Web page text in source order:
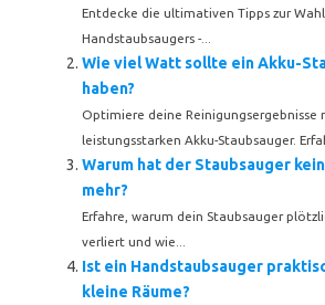
Entdecke die ultimativen Tipps zur
Handstaubsaugers -...
Wie viel Watt sollte ein Akku-
haben?
Optimiere deine Reinigungsergebnisse
leistungsstarken Akku-Staubsauger.
Warum hat der Staubsauger
mehr?
Erfahre, warum dein Staubsauger
verliert und wie...
Ist ein Handstaubsauger
kleine Räume?